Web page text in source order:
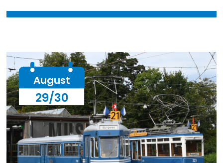
August
29/30